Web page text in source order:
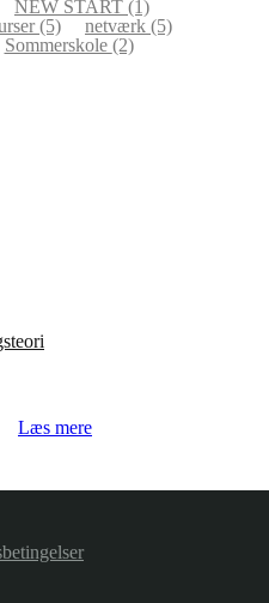
NEW START (1)
(5) netværk (5)
Sommerskole (2)
Læs mere